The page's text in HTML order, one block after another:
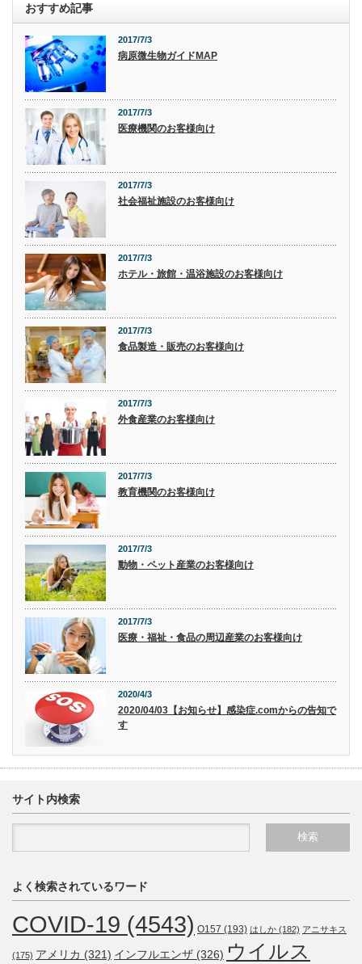
おすすめ記事
2017/7/3
病原微生物ガイドMAP
2017/7/3
医療機関のお客様向け
2017/7/3
社会福祉施設のお客様向け
2017/7/3
ホテル・旅館・温浴施設のお客様向け
2017/7/3
食品製造・販売のお客様向け
2017/7/3
外食産業のお客様向け
2017/7/3
教育機関のお客様向け
2017/7/3
動物・ペット産業のお客様向け
2017/7/3
医療・福祉・食品の周辺産業のお客様向け
2020/4/3
2020/04/03【お知らせ】感染症.comからの告知で
す
サイト内検索
よく検索されているワード
COVID-19 (4543) O157 (193) はしか (182) アニサキス
(175) アメリカ (321) インフルエンザ (326) ウイルス